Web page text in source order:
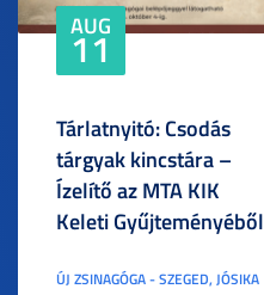
AUG
11
Tárlatnyitó: Csodás
tárgyak kincstára –
Ízelítő az MTA KIK
Keleti Gyűjteményéből
ÚJ ZSINAGÓGA - SZEGED, JÓSIKA